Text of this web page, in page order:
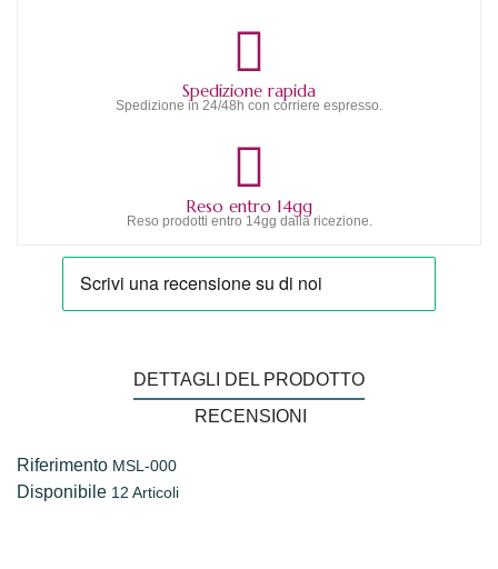
Spedizione rapida
Spedizione in 24/48h con corriere espresso.
Reso entro 14gg
Reso prodotti entro 14gg dalla ricezione.
DETTAGLI DEL PRODOTTO
RECENSIONI
Riferimento MSL-000
Disponibile 12 Articoli